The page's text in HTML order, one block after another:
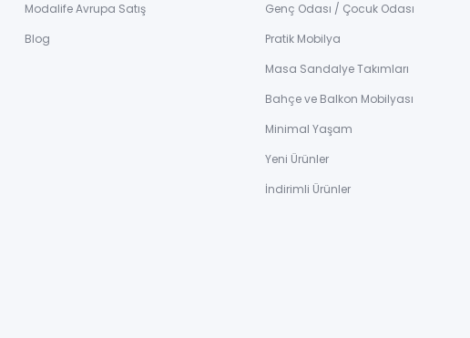
Modalife Avrupa Satış
Blog
Genç Odası / Çocuk Odası
Pratik Mobilya
Masa Sandalye Takımları
Bahçe ve Balkon Mobilyası
Minimal Yaşam
Yeni Ürünler
İndirimli Ürünler